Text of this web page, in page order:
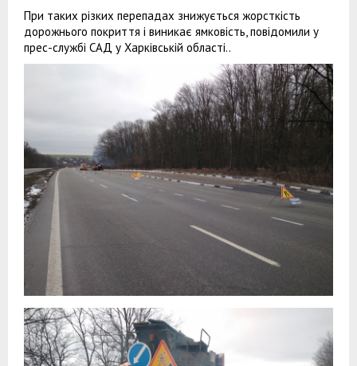
При таких різких перепадах знижується жорсткість
дорожнього покриття і виникає ямковість, повідомили у
прес-службі САД у Харківській області..